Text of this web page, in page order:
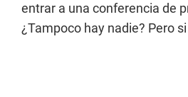
entrar a una conferencia de
¿Tampoco hay nadie? Pero